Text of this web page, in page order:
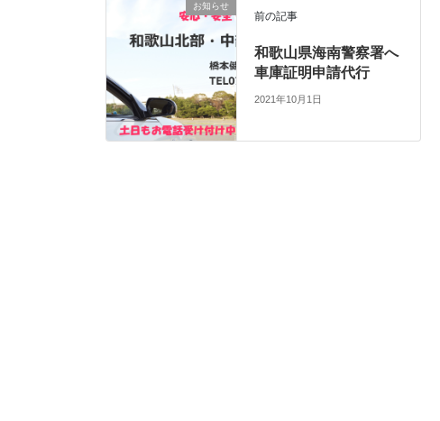
お知らせ
前の記事
和歌山県海南警察署へ
車庫証明申請代行
2021年10月1日